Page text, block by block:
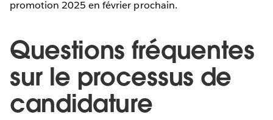
promotion 2025 en février prochain.
Questions fréquentes
sur le processus de
candidature